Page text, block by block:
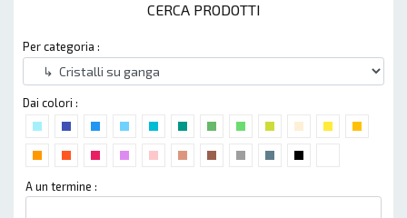
CERCA PRODOTTI
Per categoria :
Dai colori :
A un termine :